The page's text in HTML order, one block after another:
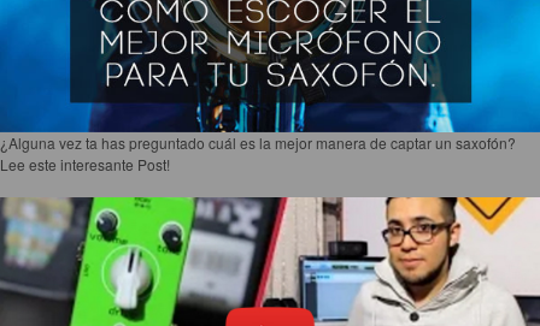
¿Alguna vez ta has preguntado cuál es la mejor manera de captar un saxofón?
Lee este interesante Post!